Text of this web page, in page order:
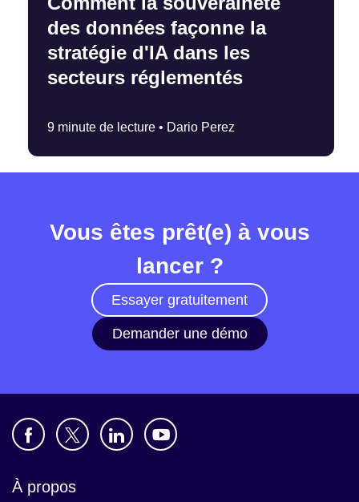
des données façonne la
stratégie d'IA dans les
secteurs réglementés
9 minute de lecture • Dario Perez
Vous êtes prêt(e) à vous
lancer ?
Essayer gratuitement
Demander une démo
À propos